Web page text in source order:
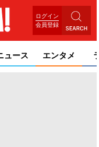
ログイン
会員登録
ュース エンタメ